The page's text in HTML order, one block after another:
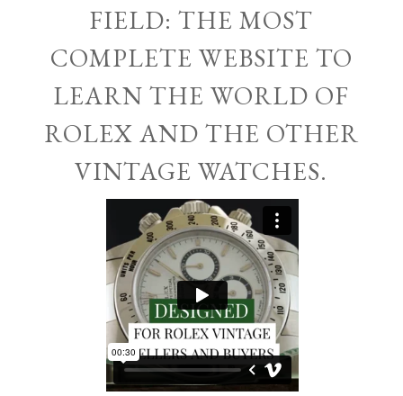
FIELD: THE MOST
COMPLETE WEBSITE TO
LEARN THE WORLD OF
ROLEX AND THE OTHER
VINTAGE WATCHES.